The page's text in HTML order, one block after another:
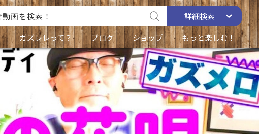
詳細検索
ガズレレって？ ブログ ショップ もっと楽しむ！